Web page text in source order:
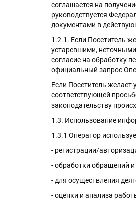
соглашается на
руководствуется
документами в
1.2.1. Если Посетитель
устаревшими,
согласие на обработку
официальный запрос
Если Посетитель желает
соответствующей
законодательству
1.3. Использование
1.3.1 Оператор
- регистрации/
- обработки обращений и
- для осуществления
- оценки и анализа